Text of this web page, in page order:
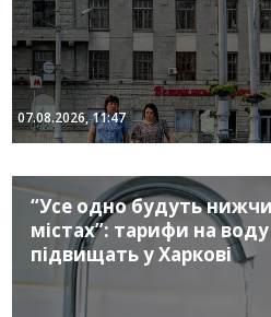
07.08.2026, 11:47
“Усе одно будуть
містах”: тарифи на воду
підвищать у Харкові